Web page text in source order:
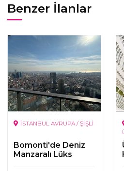
Benzer İlanlar
İSTANBUL AVRUPA / ŞİŞLİ
Bomonti'de Deniz
Manzaralı Lüks